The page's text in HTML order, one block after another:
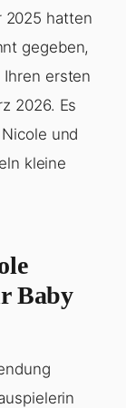
2025 hatten
gegeben,
Ihren ersten
2026. Es
und
kleine
Baby